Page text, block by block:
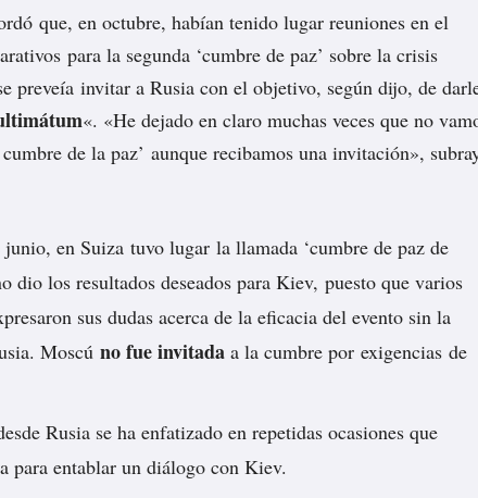
que, en octubre, habían tenido lugar reuniones en el
para la segunda ‘cumbre de paz’ sobre la crisis
preveía invitar a Rusia con el objetivo, según dijo, de
«. «He dejado en claro muchas veces que no
de la paz’ aunque recibamos una invitación»,
en Suiza tuvo lugar la llamada ‘cumbre de paz de
dio los resultados deseados para Kiev, puesto que varios
sus dudas acerca de la eficacia del evento sin la
Moscú no fue invitada a la cumbre por exigencias de
Rusia se ha enfatizado en repetidas ocasiones que
para entablar un diálogo con Kiev.